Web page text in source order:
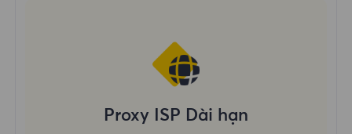
Proxy ISP Dài hạn